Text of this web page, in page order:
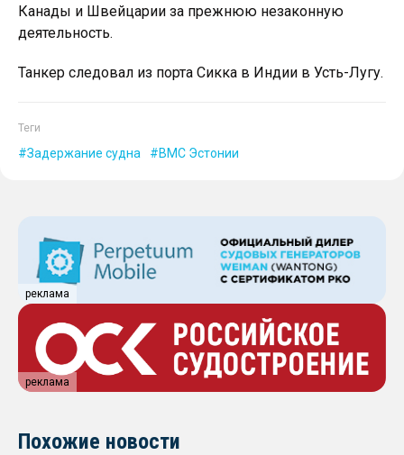
Канады и Швейцарии за прежнюю незаконную
деятельность.
Танкер следовал из порта Сикка в Индии в Усть-Лугу.
Теги
Задержание судна ВМС Эстонии
реклама
реклама
Похожие новости